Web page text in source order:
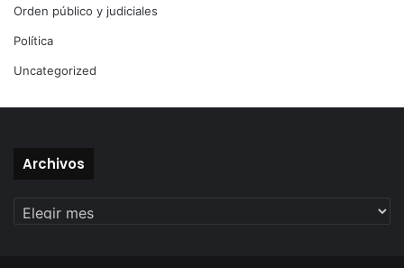
Orden público y judiciales
Política
Uncategorized
Archivos